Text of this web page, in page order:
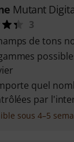
Mutant
3
de tons
quel
par
sous 4–5